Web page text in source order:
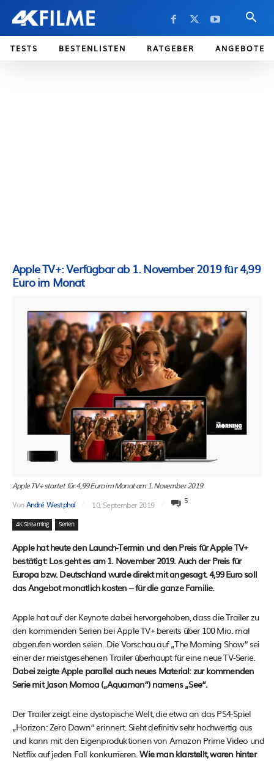
TESTS BESTENLISTEN RATGEBER ANGEBOTE
Apple TV+: Verfügbar ab 1. November 2019 für 4,99
Euro im Monat
Apple TV+ startet für 4,99 Euro im Monat am 1. November 2019
VonAndré Westphal 10. September 2019 5
4K Streaming Serien
Apple hat heute den Launch-Termin und den Preis für Apple TV+
bestätigt: Los geht es am 1. November 2019. Auch der Preis für
Europa bzw. Deutschland wurde direkt mit angesagt. 4,99 Euro soll
das Angebot monatlich kosten – für die ganze Familie.
Apple hat auf der Keynote dabei hervorgehoben, dass die Trailer zu
den kommenden Serien bei Apple TV+ bereits über 100 Mio. mal
abgerufen worden seien. Die Vorschau auf „The Morning Show“ sei
einer der meistgesehenen Trailer überhaupt für eine neue TV-Serie.
Dabei zeigte Apple parallel auch neues Material: zur kommenden
Serie mit Jason Momoa („Aquaman“) namens „See“.
Der Trailer zeigt eine dystopische Welt, die etwa an das PS4-Spiel
„Horizon: Zero Dawn“ erinnert. Sieht definitiv sehr hochwertig aus
und kann mit den Eigenproduktionen von Amazon Prime Video und
Netflix auf jeden Fall konkurrieren.Wie man klarstellt, waren hinter